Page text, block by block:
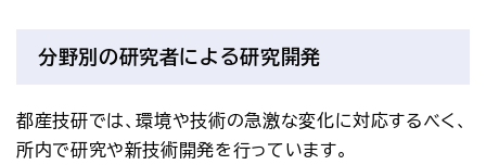
分野別の研究者による研究開発
都産技研では、環境や技術の急激な変化に対応するべく、
所内で研究や新技術開発を行っています。